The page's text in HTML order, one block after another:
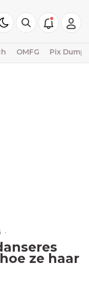
OMFG Pix Dump
·
ze haar